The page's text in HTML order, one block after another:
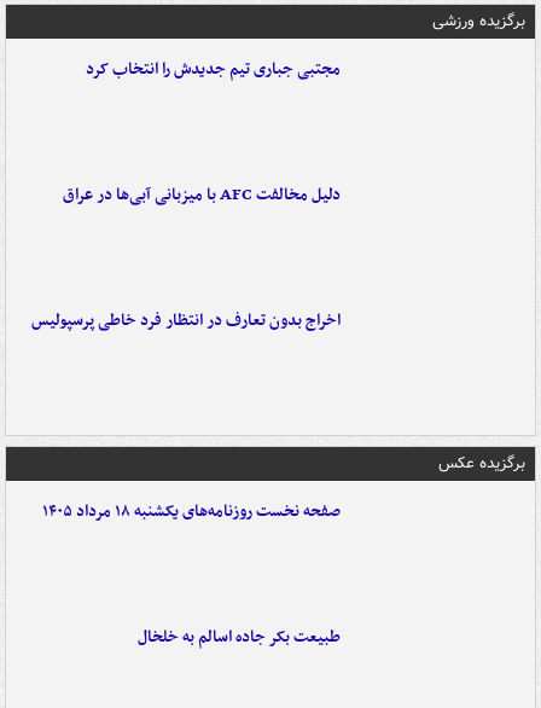
برگزیده ورزشی
مجتبی جباری تیم جدیدش را انتخاب کرد
دلیل مخالفت AFC با میزبانی آبی‌ها در عراق
اخراج بدون تعارف در انتظار فرد خاطی پرسپولیس
برگزیده عکس
صفحه نخست روزنامه‌های یکشنبه ۱۸ مرداد ۱۴۰۵
طبیعت بکر جاده اسالم به خلخال